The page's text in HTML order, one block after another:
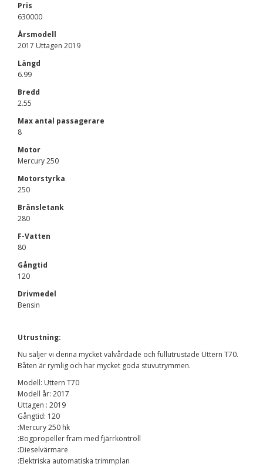
Pris
630000
Årsmodell
2017 Uttagen 2019
Längd
6.99
Bredd
2.55
Max antal passagerare
8
Motor
Mercury 250
Motorstyrka
250
Bränsletank
280
F-Vatten
80
Gångtid
120
Drivmedel
Bensin
Utrustning:
Nu säljer vi denna mycket välvårdade och fullutrustade Uttern T70.
Båten är rymlig och har mycket goda stuvutrymmen.
Modell: Uttern T70
Modell år: 2017
Uttagen : 2019
Gångtid: 120
:Mercury 250 hk
:Bogpropeller fram med fjärrkontroll
:Dieselvärmare
:Elektriska automatiska trimmplan